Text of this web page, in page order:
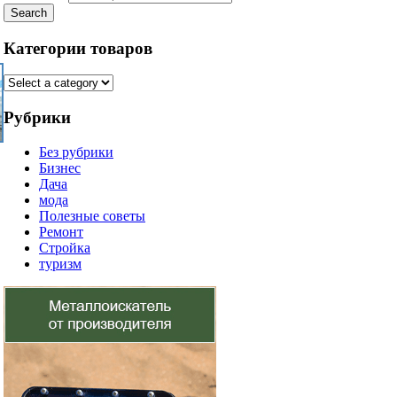
Search
Категории товаров
Рубрики
Без рубрики
Бизнес
Дача
мода
Полезные советы
Ремонт
Стройка
туризм